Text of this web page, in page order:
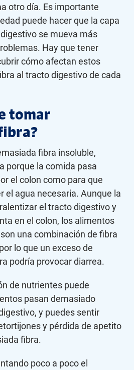
otro día. Es importante
puede hacer que la capa
se mueva más
Hay que tener
cómo afectan estos
al tracto digestivo de cada
tomar
fibra insoluble,
porque la comida pasa
el colon como para que
el agua necesaria. Aunque la
el tracto digestivo y
en el colon, los alimentos
una combinación de fibra
lo que un exceso de
podría provocar diarrea.
de nutrientes puede
pasan demasiado
y puedes sentir
y pérdida de apetito
fibra.
poco a poco el